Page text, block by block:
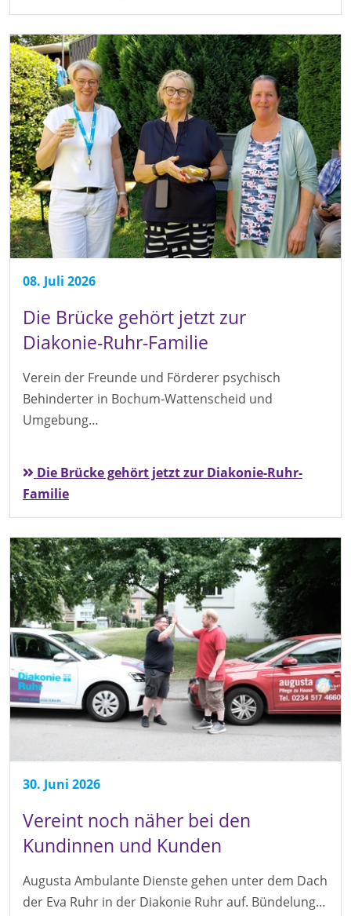
08. Juli 2026
Die Brücke gehört jetzt zur
Diakonie-Ruhr-Familie
Verein der Freunde und Förderer psychisch
Behinderter in Bochum-Wattenscheid und
Umgebung…
Die Brücke gehört jetzt zur Diakonie-Ruhr-
Familie
30. Juni 2026
Vereint noch näher bei den
Kundinnen und Kunden
Augusta Ambulante Dienste gehen unter dem Dach
der Eva Ruhr in der Diakonie Ruhr auf. Bündelung…